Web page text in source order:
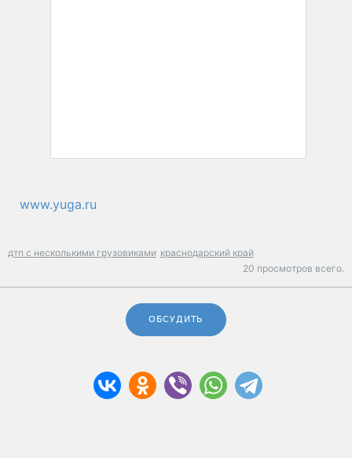
www.yuga.ru
дтп с несколькими грузовиками краснодарский край
20 просмотров всего.
ОБСУДИТЬ